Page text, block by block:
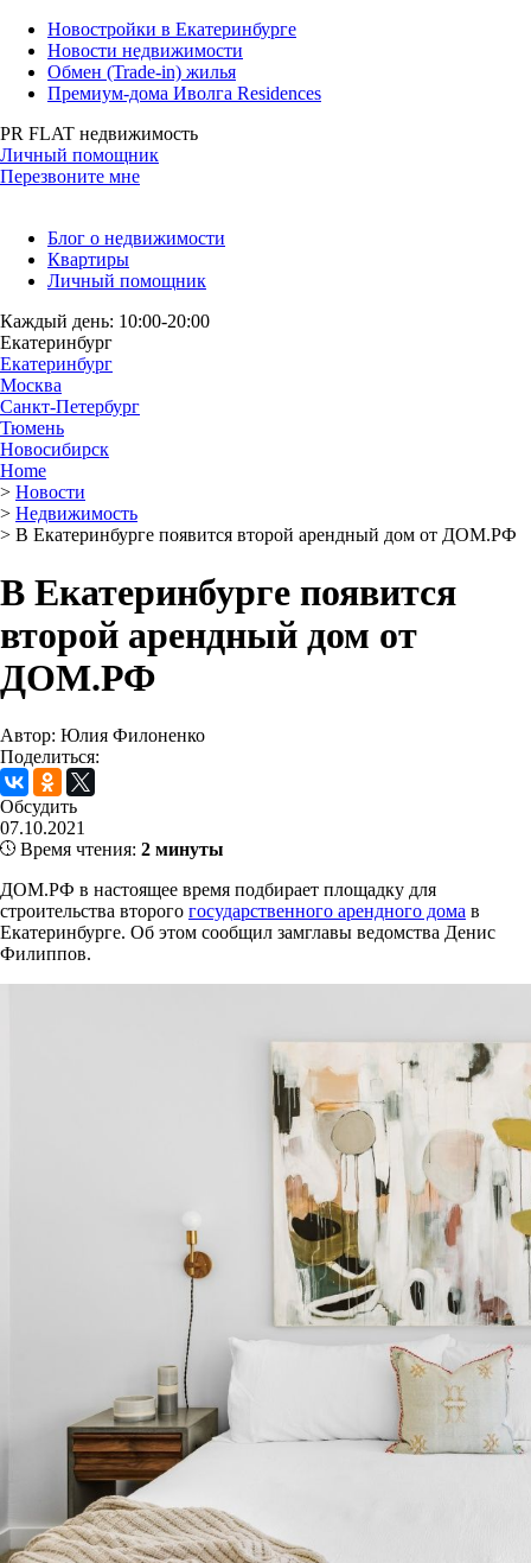
Новостройки в Екатеринбурге
Новости недвижимости
Обмен (Trade-in) жилья
Премиум-дома Иволга Residences
PR FLAT недвижимость
Личный помощник
Перезвоните мне
Блог о недвижимости
Квартиры
Личный помощник
Каждый день: 10:00-20:00
Екатеринбург
Екатеринбург
Москва
Санкт-Петербург
Тюмень
Новосибирск
Home
> Новости
> Недвижимость
> В Екатеринбурге появится второй арендный дом от ДОМ.РФ
В Екатеринбурге появится
второй арендный дом от
ДОМ.РФ
Автор: Юлия Филоненко
Поделиться:
Обсудить
07.10.2021
Время чтения: 2 минуты
ДОМ.РФ в настоящее время подбирает площадку для
строительства второго государственного арендного дома в
Екатеринбурге. Об этом сообщил замглавы ведомства Денис
Филиппов.